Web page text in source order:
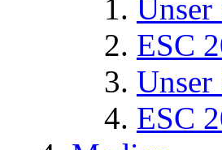
ESC
Unser
ESC